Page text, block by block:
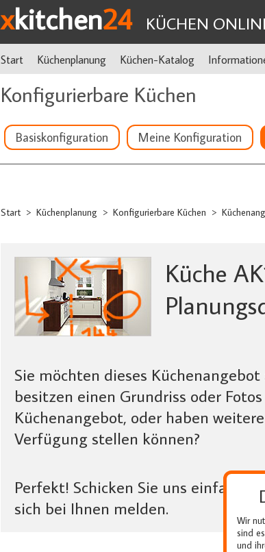
xkitchen24 KÜCHEN
Start Küchenplanung Küchen-Katalog
Konfigurierbare Küchen
Basiskonfiguration Meine Konfiguration
Start > Küchenplanung > Konfigurierbare Küchen >
Küche
Sie möchten dieses
besitzen einen Grundriss oder
Küchenangebot, oder haben
Verfügung stellen können?
Perfekt! Schicken Sie uns einfach
sich bei Ihnen melden.
Wir
sind
und